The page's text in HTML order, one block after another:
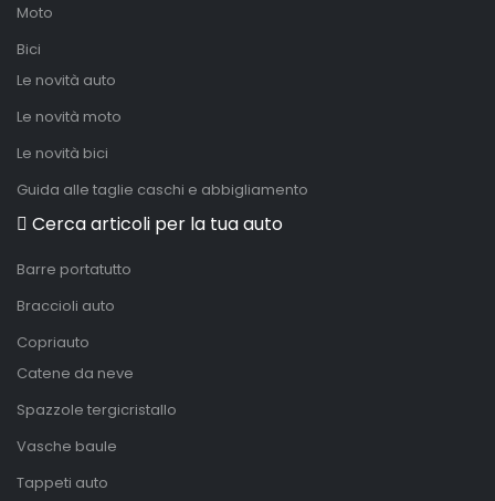
Moto
Bici
Le novità auto
Le novità moto
Le novità bici
Guida alle taglie caschi e abbigliamento
Cerca articoli per la tua auto
Barre portatutto
Braccioli auto
Copriauto
Catene da neve
Spazzole tergicristallo
Vasche baule
Tappeti auto